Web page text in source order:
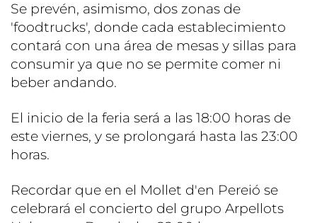
Se prevén, asimismo, dos zonas de
'foodtrucks', donde cada establecimiento
contará con una área de mesas y sillas para
consumir ya que no se permite comer ni
beber andando.
El inicio de la feria será a las 18:00 horas de
este viernes, y se prolongará hasta las 23:00
horas.
Recordar que en el Mollet d'en Pereió se
celebrará el concierto del grupo Arpellots